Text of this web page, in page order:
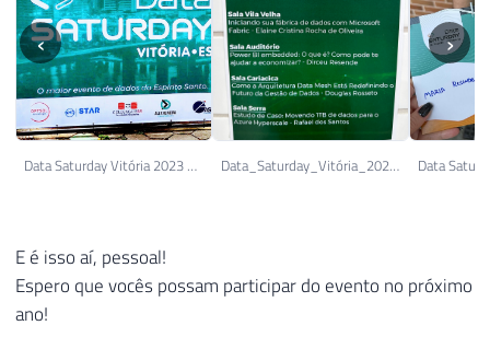
‹
Data Saturday Vitória 2023 Backdrop 2 Data_Saturday_Vitória_2023_-__(2)
›
E é isso aí, pessoal!
Espero que vocês possam participar do evento no próximo
ano!